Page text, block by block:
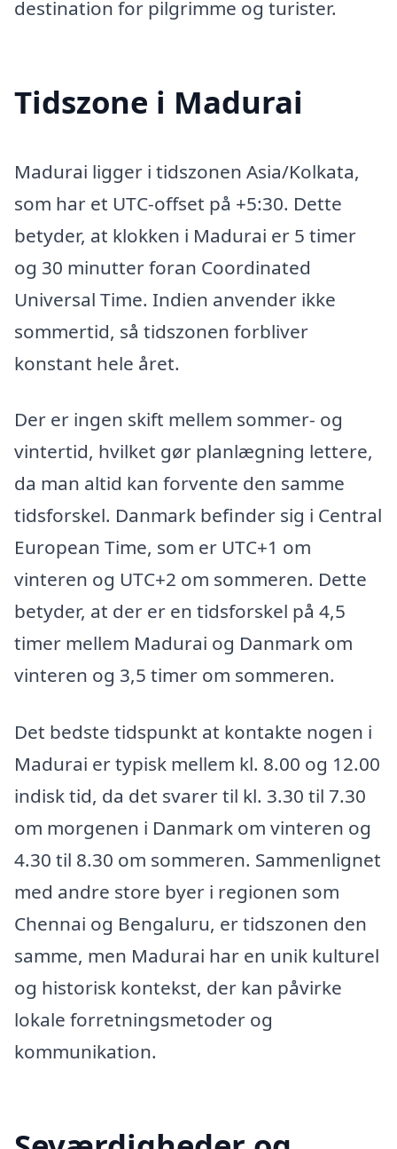
destination for pilgrimme og turister.
Tidszone i Madurai
Madurai ligger i tidszonen Asia/Kolkata,
som har et UTC-offset på +5:30. Dette
betyder, at klokken i Madurai er 5 timer
og 30 minutter foran Coordinated
Universal Time. Indien anvender ikke
sommertid, så tidszonen forbliver
konstant hele året.
Der er ingen skift mellem sommer- og
vintertid, hvilket gør planlægning lettere,
da man altid kan forvente den samme
tidsforskel. Danmark befinder sig i Central
European Time, som er UTC+1 om
vinteren og UTC+2 om sommeren. Dette
betyder, at der er en tidsforskel på 4,5
timer mellem Madurai og Danmark om
vinteren og 3,5 timer om sommeren.
Det bedste tidspunkt at kontakte nogen i
Madurai er typisk mellem kl. 8.00 og 12.00
indisk tid, da det svarer til kl. 3.30 til 7.30
om morgenen i Danmark om vinteren og
4.30 til 8.30 om sommeren. Sammenlignet
med andre store byer i regionen som
Chennai og Bengaluru, er tidszonen den
samme, men Madurai har en unik kulturel
og historisk kontekst, der kan påvirke
lokale forretningsmetoder og
kommunikation.